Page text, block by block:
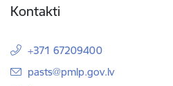
Kontakti
+371 67209400
E-pasts:
pasts@pmlp.gov.lv